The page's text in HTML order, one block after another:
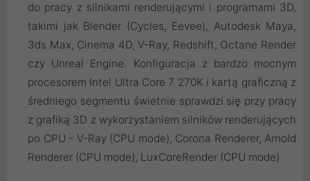
do pracy z silnikami renderującymi i programami 3D,
takimi jak Blender (Cycles, Eevee), Autodesk Maya,
3ds Max, Cinema 4D, V-Ray, Redshift, Octane Render
czy Unreal Engine. Konfiguracja z bardzo mocnym
procesorem Intel Ultra Core 7 270K i kartą graficzną z
średniego segmentu świetnie sprawdzi się przy pracy
z grafiką 3D z wykorzystaniem silników renderujących
po CPU - V-Ray (CPU mode), Corona Renderer, Arnold
Renderer (CPU mode), LuxCoreRender (CPU mode)